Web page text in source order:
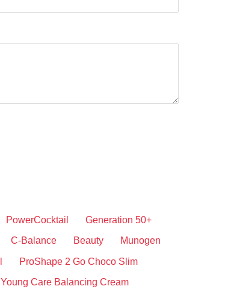
PowerCocktail Generation 50+
C-Balance Beauty Munogen
ProShape 2 Go Choco Slim
Young Care Balancing Cream